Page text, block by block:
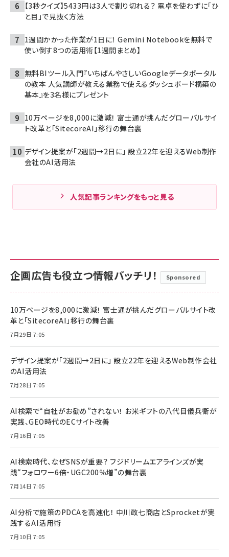
【3秒クイズ】5433円は3人で割り切れる？ 電卓を使わずに「ひ
と目」で見抜く方法
1週間かかった作業が1日に！ Gemini Notebookを無料で
使い倒す8つの活用術【1週間まとめ】
無料BIツール入門『いちばんやさしいGoogleデータポータル
の教本 人気講師が教える業務で使えるダッシュボード構築の
基本』を3名様にプレゼント
10万ページを8,000に激減！ 富士通が挑んだグローバルサイ
ト改革と「SitecoreAI」移行の舞台裏
デザイン提案が「2週間→2日に」 設立22年を迎えるWeb制作
会社のAI活用法
人気記事ランキングをもっと見る
企画広告も役立つ情報バッチリ！ Sponsored
10万ページを8,000に激減！ 富士通が挑んだグローバルサイト改
革と「SitecoreAI」移行の舞台裏
7月29日 7:05
デザイン提案が「2週間→2日に」 設立22年を迎えるWeb制作会社
のAI活用法
7月28日 7:05
AI検索で“自社がお勧め”されない！ お米ギフトの八代目儀兵衛が
実践、GEO時代のECサイト改善
7月16日 7:05
AI検索時代、なぜSNSが重要？ フジドリームエアラインズが実
践“フォロワー6倍・UGC200％増”の舞台裏
7月14日 7:05
AI分析で施策のPDCAを高速化！ 中川政七商店とSprocketが実
践するAI活用術
7月10日 7:05